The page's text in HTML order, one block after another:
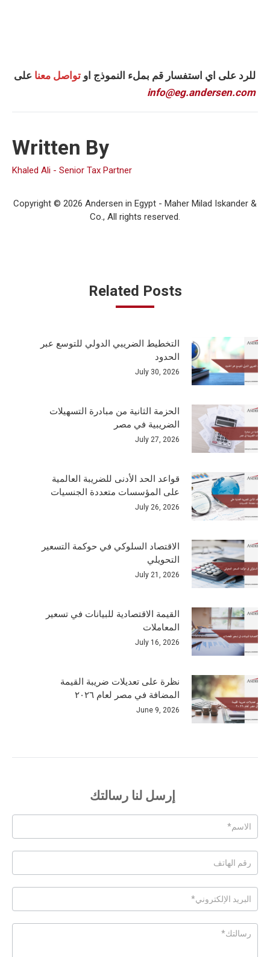
للرد على اي استفسار قم بملء النموذج او تواصل معنا على
info@eg.andersen.com
Written By
Khaled Ali - Senior Tax Partner
Copyright © 2026 Andersen in Egypt - Maher Milad Iskander &
Co., All rights reserved.
Related Posts
التخطيط الضريبي الدولي للتوسع عبر
الحدود
July 30, 2026
الحزمة الثانية من مبادرة التسهيلات
الضريبية في مصر
July 27, 2026
قواعد الحد الأدنى للضريبة العالمية
على المؤسسات متعددة الجنسيات
July 26, 2026
الاقتصاد السلوكي في حوكمة التسعير
التحويلي
July 21, 2026
القيمة الاقتصادية للبيانات في تسعير
المعاملات
July 16, 2026
نظرة على تعديلات ضريبة القيمة
المضافة في مصر لعام ٢٠٢٦
June 9, 2026
إرسل لنا رسالتك
Posts
-
Page
Form
Ar